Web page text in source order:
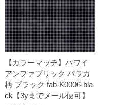
【カラーマッチ】ハワイ
アンファブリック パラカ
柄 ブラック fab-K0006-bla
ck【3yまでメール便可】